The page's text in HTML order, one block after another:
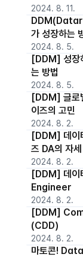
2024. 8. 11.
가 성장하는
2024. 8. 5.
[DDM] 성장
는 방법
2024. 8. 5.
[DDM] 글로
이즈의 고민
2024. 8. 2.
[DDM] 데이
즈 DA의 자세
2024. 8. 2.
[DDM] 데
Engineer
2024. 8. 2.
[DDM]
(CDD)
2024. 8. 2.
마토콘!